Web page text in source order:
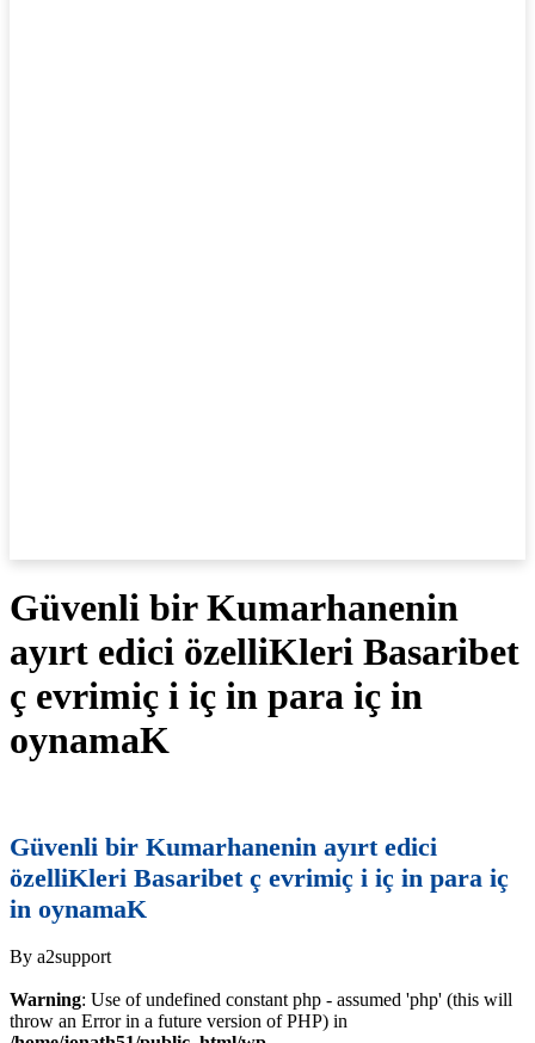
Güvenli bir Kumarhanenin
ayırt edici özelliKleri Basaribet
ç evrimiç i iç in para iç in
oynamaK
Güvenli bir Kumarhanenin ayırt edici
özelliKleri Basaribet ç evrimiç i iç in para iç
in oynamaK
By a2support
Warning: Use of undefined constant php - assumed 'php' (this will
throw an Error in a future version of PHP) in